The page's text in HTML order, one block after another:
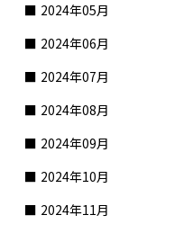
2024年05月
2024年06月
2024年07月
2024年08月
2024年09月
2024年10月
2024年11月